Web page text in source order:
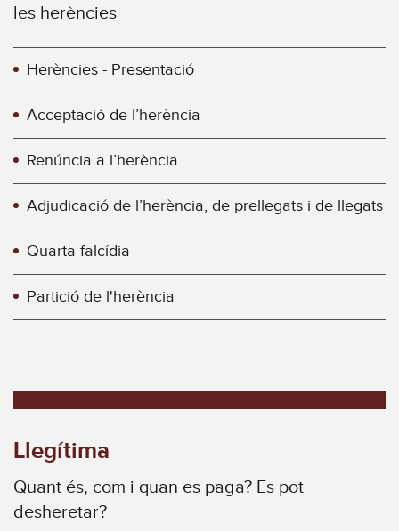
les herències
Herències - Presentació
Acceptació de l’herència
Renúncia a l’herència
Adjudicació de l’herència, de prellegats i de llegats
Quarta falcídia
Partició de l'herència
Llegítima
Quant és, com i quan es paga? Es pot
desheretar?